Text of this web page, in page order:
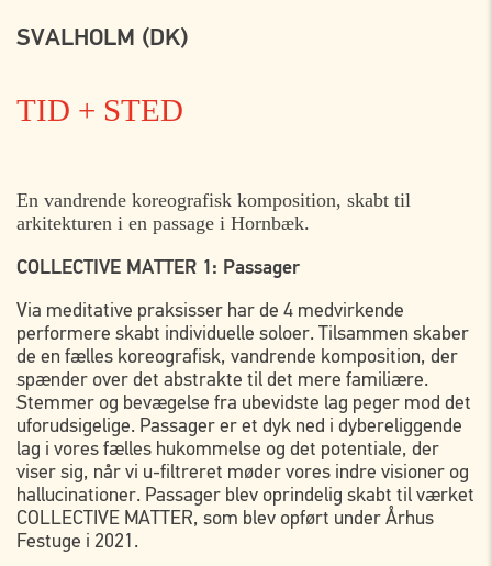
SVALHOLM (DK)
TID + STED
ONSDAG 26. JULI
14:00 Havnevej 9b, Hornbæk
16:00 Havnevej 9b, Hornbæk
TORSDAG 27. JULI
12:00 Havnevej 9b, Hornbæk
14:00 Havnevej 9b, Hornbæk
16:00 Havnevej 9b, Hornbæk
En vandrende koreografisk komposition, skabt til
arkitekturen i en passage i Hornbæk.
COLLECTIVE MATTER 1: Passager
Via meditative praksisser har de 4 medvirkende
performere skabt individuelle soloer. Tilsammen skaber
de en fælles koreografisk, vandrende komposition, der
spænder over det abstrakte til det mere familiære.
Stemmer og bevægelse fra ubevidste lag peger mod det
uforudsigelige. Passager er et dyk ned i dybereliggende
lag i vores fælles hukommelse og det potentiale, der
viser sig, når vi u-filtreret møder vores indre visioner og
hallucinationer. Passager blev oprindelig skabt til værket
COLLECTIVE MATTER, som blev opført under Århus
Festuge i 2021.